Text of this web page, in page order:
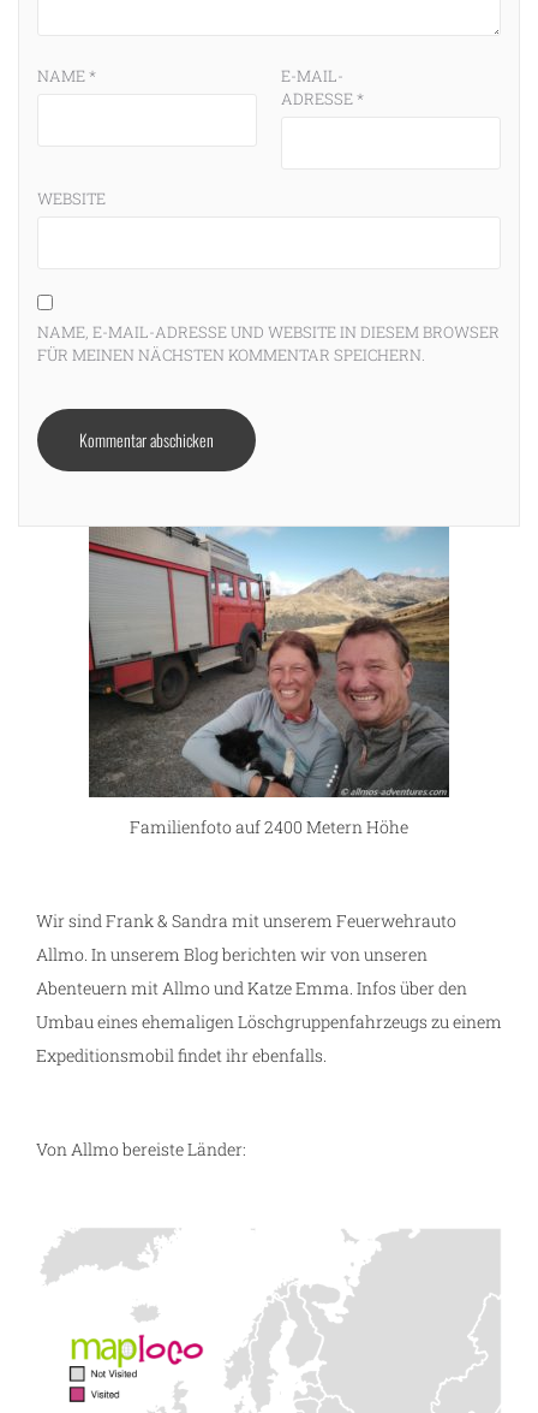
NAME*
E-MAIL-
ADRESSE*
WEBSITE
NAME, E-MAIL-ADRESSE UND WEBSITE IN DIESEM BROWSER
FÜR MEINEN NÄCHSTEN KOMMENTAR SPEICHERN.
Familienfoto auf 2400 Metern Höhe
Wir sind Frank & Sandra mit unserem Feuerwehrauto
Allmo. In unserem Blog berichten wir von unseren
Abenteuern mit Allmo und Katze Emma. Infos über den
Umbau eines ehemaligen Löschgruppenfahrzeugs zu einem
Expeditionsmobil findet ihr ebenfalls.
Von Allmo bereiste Länder: